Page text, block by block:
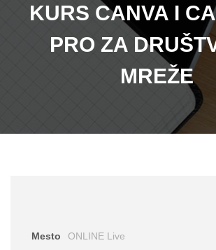
KURS CANVA I
PRO ZA
MREŽE
Mesto
ONLINE Live